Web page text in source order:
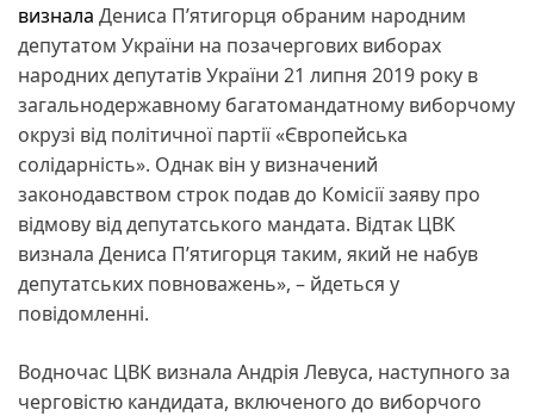
визнала Дениса П’ятигорця обраним народним
депутатом України на позачергових виборах
народних депутатів України 21 липня 2019 року в
загальнодержавному багатомандатному виборчому
окрузі від політичної партії «Європейська
солідарність». Однак він у визначений
законодавством строк подав до Комісії заяву про
відмову від депутатського мандата. Відтак ЦВК
визнала Дениса П’ятигорця таким, який не набув
депутатських повноважень», – йдеться у
повідомленні.
Водночас ЦВК визнала Андрія Левуса, наступного за
черговістю кандидата, включеного до виборчого